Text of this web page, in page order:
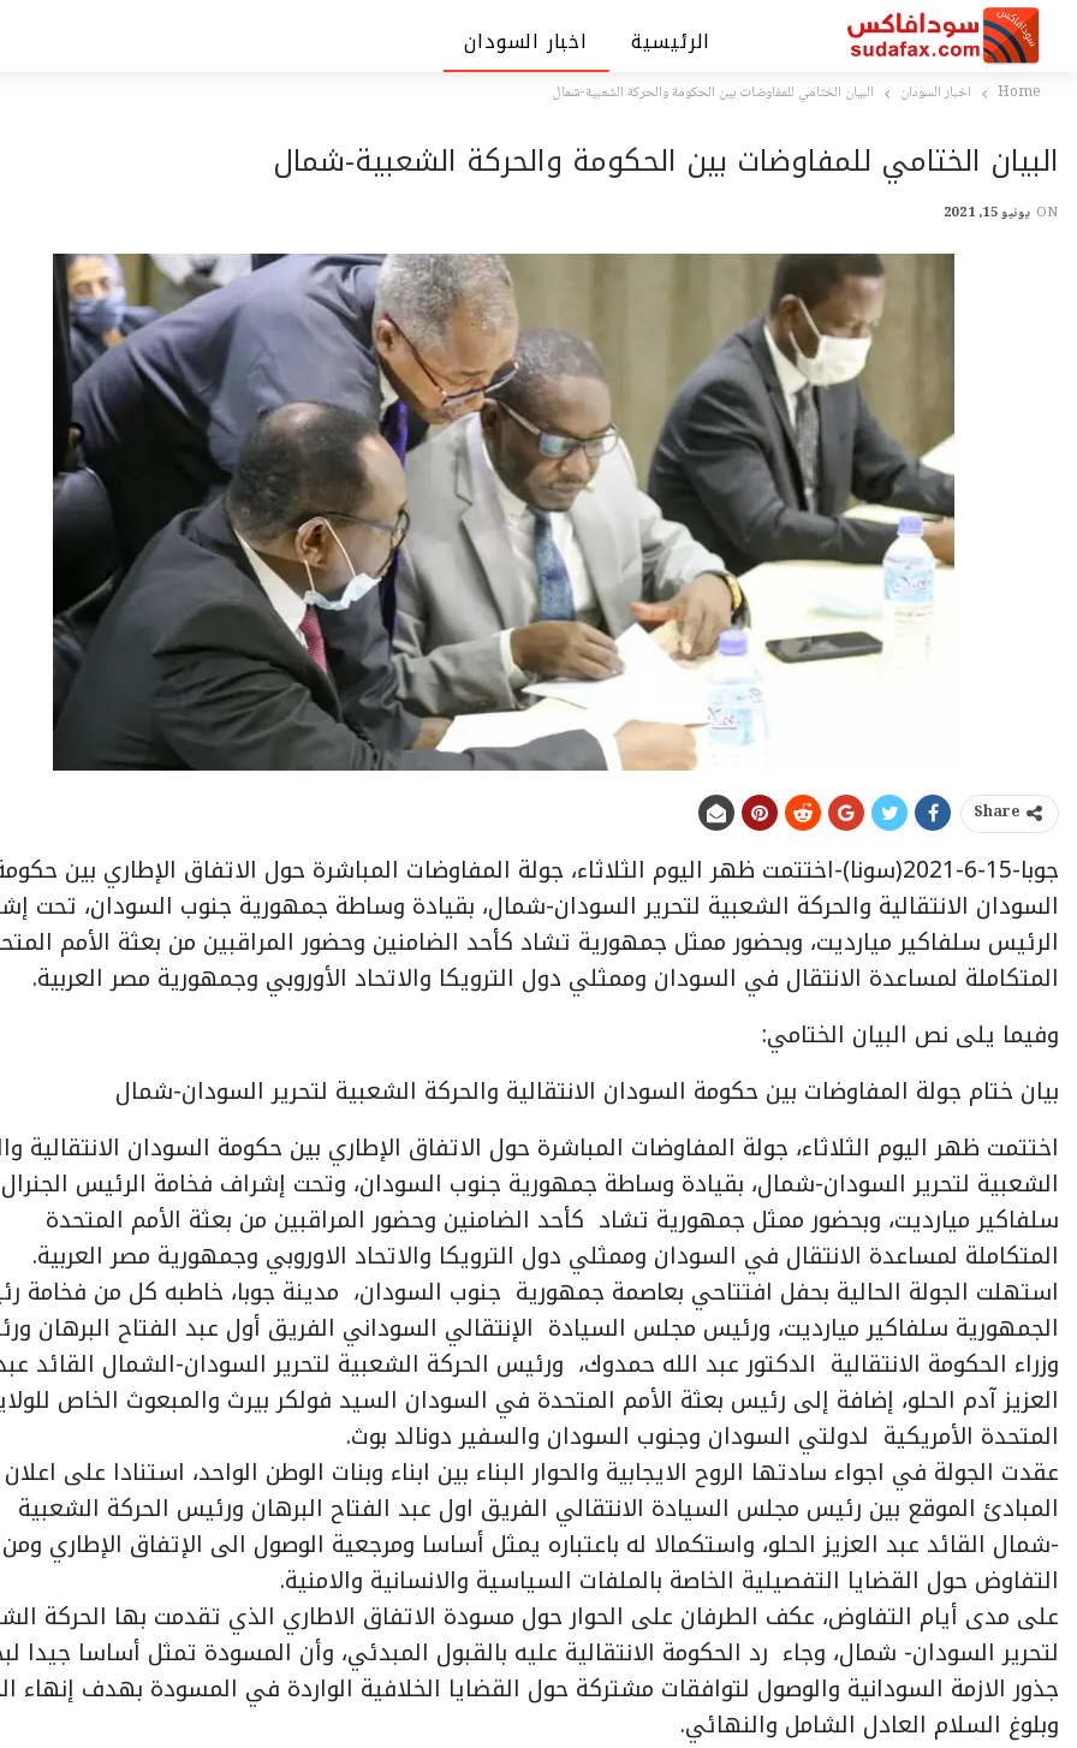
الرئيسية اخبار السودان
Home اخبار السودان البيان الختامي للمفاوضات بين الحكومة والحركة الشعبية-شمال
البيان الختامي للمفاوضات بين الحكومة والحركة الشعبية-شمال
ON يونيو 15, 2021
Share
جوبا-15-6-2021(سونا)-اختتمت ظهر اليوم الثلاثاء، جولة المفاوضات المباشرة حول الاتفاق الإطاري بين
السودان الانتقالية والحركة الشعبية لتحرير السودان-شمال، بقيادة وساطة جمهورية جنوب السودان، تحت
الرئيس سلفاكير ميارديت، وبحضور ممثل جمهورية تشاد كأحد الضامنين وحضور المراقبين من بعثة الأمم
المتكاملة لمساعدة الانتقال في السودان وممثلي دول الترويكا والاتحاد الأوروبي وجمهورية مصر العربية.
وفيما يلى نص البيان الختامي:
بيان ختام جولة المفاوضات بين حكومة السودان الانتقالية والحركة الشعبية لتحرير السودان-شمال
اختتمت ظهر اليوم الثلاثاء، جولة المفاوضات المباشرة حول الاتفاق الإطاري بين حكومة السودان الانتقالية
الشعبية لتحرير السودان-شمال، بقيادة وساطة جمهورية جنوب السودان، وتحت إشراف فخامة الرئيس الجنرال
سلفاكير ميارديت، وبحضور ممثل جمهورية تشاد كأحد الضامنين وحضور المراقبين من بعثة الأمم المتحدة
المتكاملة لمساعدة الانتقال في السودان وممثلي دول الترويكا والاتحاد الاوروبي وجمهورية مصر العربية.
استهلت الجولة الحالية بحفل افتتاحي بعاصمة جمهورية جنوب السودان، مدينة جوبا، خاطبه كل من فخامة
الجمهورية سلفاكير ميارديت، ورئيس مجلس السيادة الإنتقالي السوداني الفريق أول عبد الفتاح البرهان
وزراء الحكومة الانتقالية الدكتور عبد الله حمدوك، ورئيس الحركة الشعبية لتحرير السودان-الشمال القائد
العزيز آدم الحلو، إضافة إلى رئيس بعثة الأمم المتحدة في السودان السيد فولكر بيرث والمبعوث الخاص
المتحدة الأمريكية لدولتي السودان وجنوب السودان والسفير دونالد بوث.
عقدت الجولة في اجواء سادتها الروح الايجابية والحوار البناء بين ابناء وبنات الوطن الواحد، استنادا على اعلان
المبادئ الموقع بين رئيس مجلس السيادة الانتقالي الفريق اول عبد الفتاح البرهان ورئيس الحركة الشعبية
-شمال القائد عبد العزيز الحلو، واستكمالا له باعتباره يمثل أساسا ومرجعية الوصول الى الإتفاق الإطاري
التفاوض حول القضايا التفصيلية الخاصة بالملفات السياسية والانسانية والامنية.
على مدى أيام التفاوض، عكف الطرفان على الحوار حول مسودة الاتفاق الاطاري الذي تقدمت بها الحركة
لتحرير السودان- شمال، وجاء رد الحكومة الانتقالية عليه بالقبول المبدئي، وأن المسودة تمثل أساسا جيدا
جذور الازمة السودانية والوصول لتوافقات مشتركة حول القضايا الخلافية الواردة في المسودة بهدف إنهاء
وبلوغ السلام العادل الشامل والنهائي.